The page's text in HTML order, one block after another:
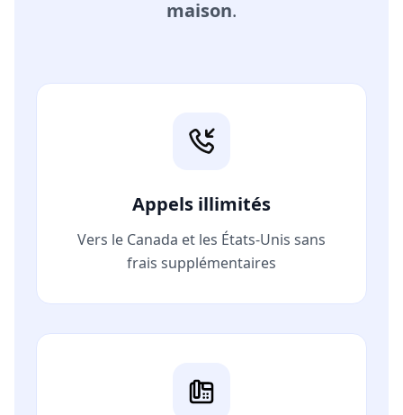
maison.
Appels illimités
Vers le Canada et les États-Unis sans
frais supplémentaires